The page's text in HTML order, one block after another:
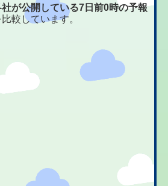
社が公開している7日前0時の予報
較しています。